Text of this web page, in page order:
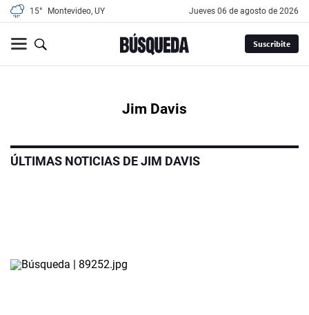
15° Montevideo, UY jueves 06 de agosto de 2026
Suscribite
Jim Davis
ÚLTIMAS NOTICIAS DE JIM DAVIS